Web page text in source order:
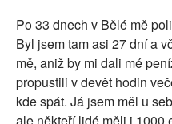
Po 33 dnech v Bělé mě
Byl jsem tam asi 27 dní a
mě, aniž by mi dali mé
propustili v devět hodin
kde spát. Já jsem měl u